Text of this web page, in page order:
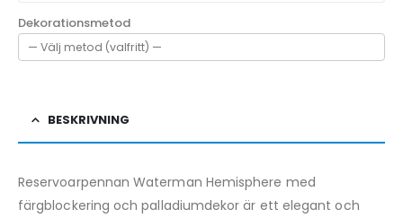
Dekorationsmetod
BESKRIVNING
Reservoarpennan Waterman Hemisphere med
färgblockering och palladiumdekor är ett elegant och